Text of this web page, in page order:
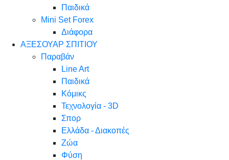
Παιδικά
Mini Set Forex
Διάφορα
ΑΞΕΣΟΥΑΡ ΣΠΙΤΙΟΥ
Παραβάν
Line Art
Παιδικά
Κόμικς
Τεχνολογία - 3D
Σπορ
Ελλάδα - Διακοπές
Ζώα
Φύση